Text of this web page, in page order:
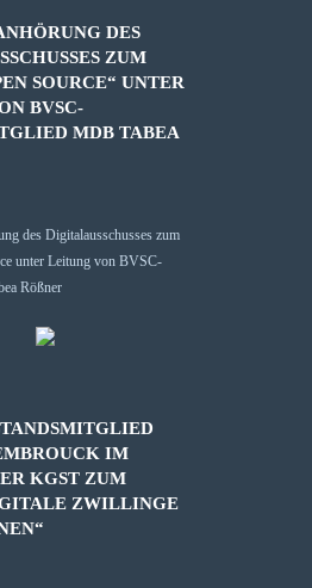
DES
ZUM
SOURCE“ UNTER
BVSC-
MDB TABEA
IM
KGST ZUM
ZWILLINGE